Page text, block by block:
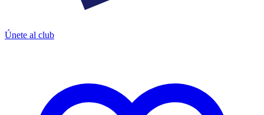
Únete al club